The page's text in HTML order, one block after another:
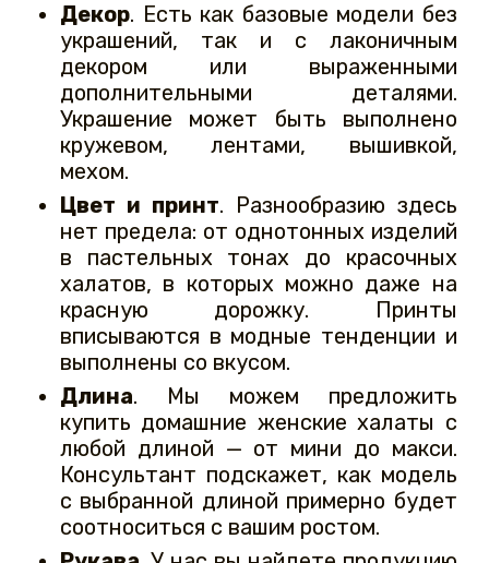
Декор. Есть как базовые модели без
украшений, так и с лаконичным
декором или выраженными
дополнительными деталями.
Украшение может быть выполнено
кружевом, лентами, вышивкой,
мехом.
Цвет и принт. Разнообразию здесь
нет предела: от однотонных изделий
в пастельных тонах до красочных
халатов, в которых можно даже на
красную дорожку. Принты
вписываются в модные тенденции и
выполнены со вкусом.
Длина. Мы можем предложить
купить домашние женские халаты с
любой длиной — от мини до макси.
Консультант подскажет, как модель
с выбранной длиной примерно будет
соотноситься с вашим ростом.